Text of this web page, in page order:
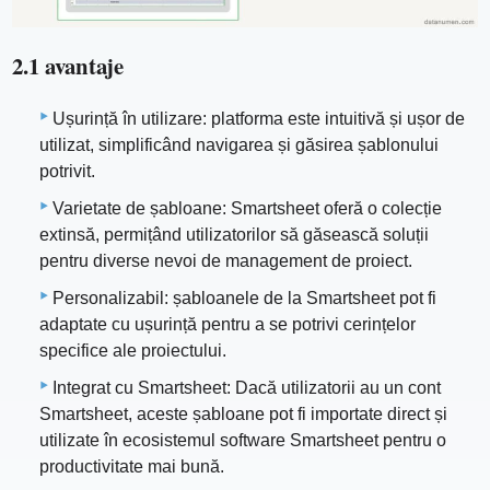
2.1 avantaje
Ușurință în utilizare: platforma este intuitivă și ușor de
utilizat, simplificând navigarea și găsirea șablonului
potrivit.
Varietate de șabloane: Smartsheet oferă o colecție
extinsă, permițând utilizatorilor să găsească soluții
pentru diverse nevoi de management de proiect.
Personalizabil: șabloanele de la Smartsheet pot fi
adaptate cu ușurință pentru a se potrivi cerințelor
specifice ale proiectului.
Integrat cu Smartsheet: Dacă utilizatorii au un cont
Smartsheet, aceste șabloane pot fi importate direct și
utilizate în ecosistemul software Smartsheet pentru o
productivitate mai bună.